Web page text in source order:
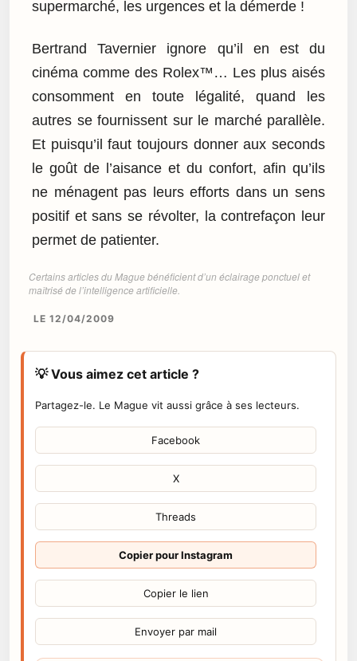
supermarché, les urgences et la démerde !
Bertrand Tavernier ignore qu’il en est du
cinéma comme des Rolex™… Les plus aisés
consomment en toute légalité, quand les
autres se fournissent sur le marché parallèle.
Et puisqu’il faut toujours donner aux seconds
le goût de l’aisance et du confort, afin qu’ils
ne ménagent pas leurs efforts dans un sens
positif et sans se révolter, la contrefaçon leur
permet de patienter.
Certains articles du Mague bénéficient d’un éclairage ponctuel et
maîtrisé de l’intelligence artificielle.
LE 12/04/2009
💡 Vous aimez cet article ?
Partagez-le. Le Mague vit aussi grâce à ses lecteurs.
Facebook
X
Threads
Copier pour Instagram
Copier le lien
Envoyer par mail